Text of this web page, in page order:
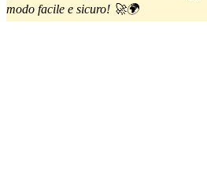
modo facile e sicuro! 🚀🌍